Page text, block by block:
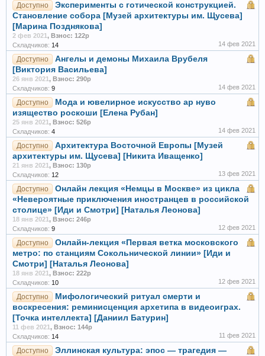
Доступно
Эксперименты с готической конструкцией.
Становление собора [Музей архитектуры им. Щусева]
[Марина Позднякова]
2 фев 2021, Взнос: 122р
Складчиков: 14 14 фев 2021
Доступно
Ангелы и демоны Михаила Врубеля
[Виктория Васильева]
26 янв 2021, Взнос: 290р
Складчиков: 9 14 фев 2021
Доступно
Мода и ювелирное искусство ар нуво
изящество роскоши [Елена Рубан]
25 янв 2021, Взнос: 526р
Складчиков: 4 14 фев 2021
Доступно
Архитектура Восточной Европы [Музей
архитектуры им. Щусева] [Никита Иващенко]
21 янв 2021, Взнос: 130р
Складчиков: 12 13 фев 2021
Доступно
Онлайн лекция «Немцы в Москве» из цикла
«Невероятные приключения иностранцев в российской
столице» [Иди и Смотри] [Наталья Леонова]
18 янв 2021, Взнос: 246р
Складчиков: 9 12 фев 2021
Доступно
Онлайн-лекция «Первая ветка московского
метро: по станциям Сокольнической линии» [Иди и
Смотри] [Наталья Леонова]
18 янв 2021, Взнос: 222р
Складчиков: 10 12 фев 2021
Доступно
Мифологический ритуал смерти и
воскресения: реминисценция архетипа в видеоиграх.
[Точка интеллекта] [Даниил Батурин]
11 фев 2021, Взнос: 144р
Складчиков: 14 11 фев 2021
Доступно
Эллинская культура: эпос — трагедия —